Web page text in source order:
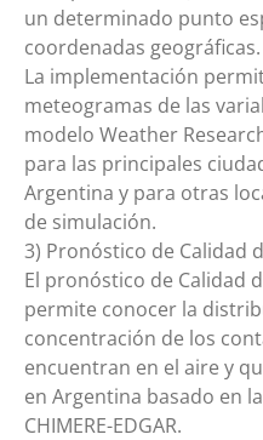
un determinado punto
coordenadas geográficas.
La implementación
meteogramas de las
modelo Weather
para las principales
Argentina y para otras
de simulación.
3) Pronóstico de Calidad
El pronóstico de Calidad
permite conocer la
concentración de los
encuentran en el aire y
en Argentina basado en
CHIMERE-EDGAR.